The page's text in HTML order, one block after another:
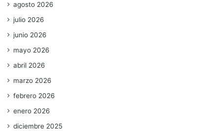
agosto 2026
julio 2026
junio 2026
mayo 2026
abril 2026
marzo 2026
febrero 2026
enero 2026
diciembre 2025